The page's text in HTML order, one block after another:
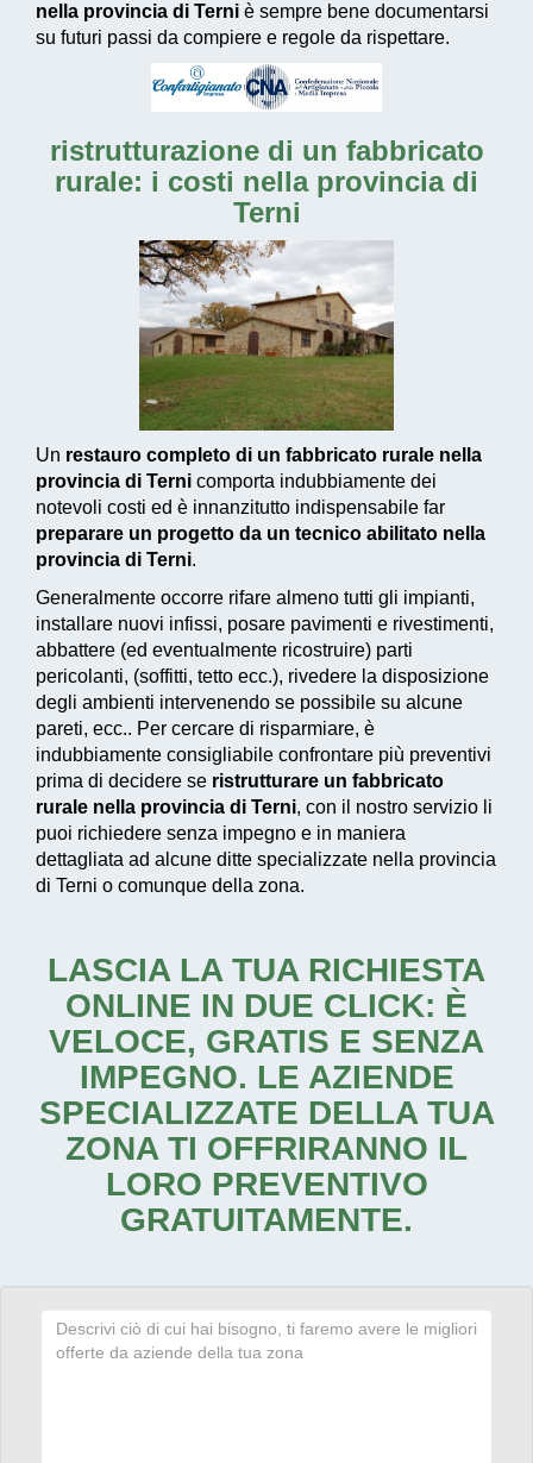
nella provincia di Terni è sempre bene documentarsi
su futuri passi da compiere e regole da rispettare.
ristrutturazione di un fabbricato
rurale: i costi nella provincia di
Terni
Un restauro completo di un fabbricato rurale nella
provincia di Terni comporta indubbiamente dei
notevoli costi ed è innanzitutto indispensabile far
preparare un progetto da un tecnico abilitato nella
provincia di Terni.
Generalmente occorre rifare almeno tutti gli impianti,
installare nuovi infissi, posare pavimenti e rivestimenti,
abbattere (ed eventualmente ricostruire) parti
pericolanti, (soffitti, tetto ecc.), rivedere la disposizione
degli ambienti intervenendo se possibile su alcune
pareti, ecc.. Per cercare di risparmiare, è
indubbiamente consigliabile confrontare più preventivi
prima di decidere se ristrutturare un fabbricato
rurale nella provincia di Terni, con il nostro servizio li
puoi richiedere senza impegno e in maniera
dettagliata ad alcune ditte specializzate nella provincia
di Terni o comunque della zona.
LASCIA LA TUA RICHIESTA
ONLINE IN DUE CLICK: È
VELOCE, GRATIS E SENZA
IMPEGNO. LE AZIENDE
SPECIALIZZATE DELLA TUA
ZONA TI OFFRIRANNO IL
LORO PREVENTIVO
GRATUITAMENTE.